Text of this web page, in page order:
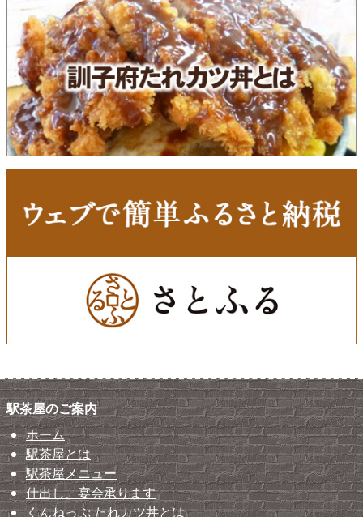
駅茶屋のご案内
ホーム
駅茶屋とは
駅茶屋メニュー
仕出し、宴会承ります
くんねっぷ たれカツ丼とは